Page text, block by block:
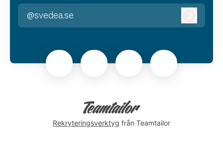
@svedea.se
Rekryteringsverktyg från Teamtailor